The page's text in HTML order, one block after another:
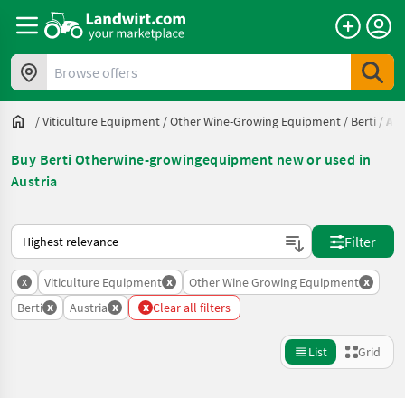
Browse offers
/Viticulture Equipment /Other Wine-Growing Equipment / Berti /
Buy Berti Otherwine-growingequipment new or used in
Austria
This is how sorting works on Landwirt.com
Filter
x Viticulture Equipment x Other Wine Growing Equipment x
Berti x Austria x x Clear all filters
List Grid